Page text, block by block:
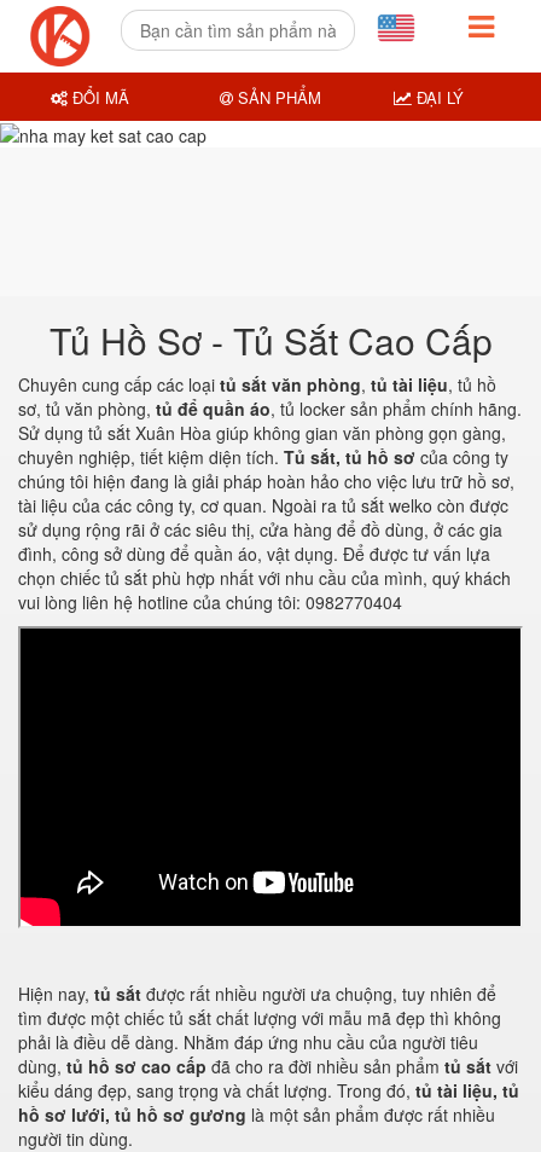
Tủ Hồ Sơ - Tủ Sắt Cao Cấp
Chuyên cung cấp các loại tủ sắt văn phòng, tủ tài liệu, tủ hồ
sơ, tủ văn phòng, tủ để quần áo, tủ locker sản phẩm chính hãng.
Sử dụng tủ sắt Xuân Hòa giúp không gian văn phòng gọn gàng,
chuyên nghiệp, tiết kiệm diện tích. Tủ sắt, tủ hồ sơ của công ty
chúng tôi hiện đang là giải pháp hoàn hảo cho việc lưu trữ hồ sơ,
tài liệu của các công ty, cơ quan. Ngoài ra tủ sắt welko còn được
sử dụng rộng rãi ở các siêu thị, cửa hàng để đồ dùng, ở các gia
đình, công sở dùng để quần áo, vật dụng. Để được tư vấn lựa
chọn chiếc tủ sắt phù hợp nhất với nhu cầu của mình, quý khách
vui lòng liên hệ hotline của chúng tôi: 0982770404
Hiện nay, tủ sắt được rất nhiều người ưa chuộng, tuy nhiên để
tìm được một chiếc tủ sắt chất lượng với mẫu mã đẹp thì không
phải là điều dễ dàng. Nhằm đáp ứng nhu cầu của người tiêu
dùng, tủ hồ sơ cao cấp đã cho ra đời nhiều sản phẩm tủ sắt với
kiểu dáng đẹp, sang trọng và chất lượng. Trong đó, tủ tài liệu, tủ
hồ sơ lưới, tủ hồ sơ gương là một sản phẩm được rất nhiều
người tin dùng.
ĐỔI MÃ SẢN PHẨM ĐẠI LÝ